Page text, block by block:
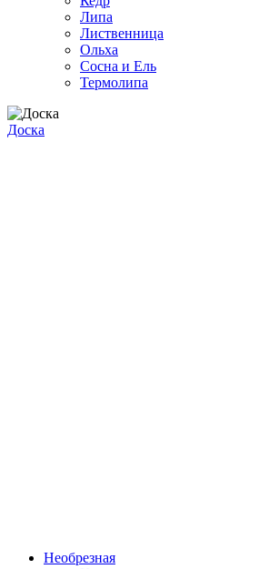
Липа
Лиственница
Ольха
Сосна и Ель
Термолипа
Доска
Необрезная